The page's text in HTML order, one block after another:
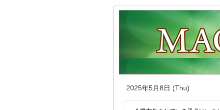
2025年5月8日 (Thu)